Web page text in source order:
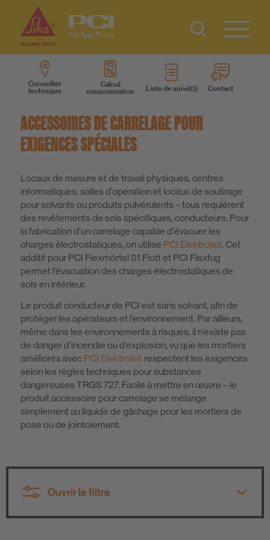
Produits
Systèmes des produits
Services
Connaissances
A propos de nous
Type 2 or
more
characters
Conseiller
technique
Calcul
consommation
Liste de suivi Contact
Contact
DE
IT
ACCESSOIRES DE CARRELAGE POUR
EXIGENCES SPÉCIALES
Locaux de mesure et de travail physiques, centres
informatiques, salles d’opération et locaux de soutirage
pour solvants ou produits pulvérulents – tous requièrent
des revêtements de sols spécifiques, conducteurs. Pour
la fabrication d'un carrelage capable d'évacuer les
charges électrostatiques, on utilise PCI Elektroleit. Cet
additif pour PCI Flexmörtel S1 Flott et PCI Flexfug
permet l’évacuation des charges électrostatiques de
sols en intérieur.
Le produit conducteur de PCI est sans solvant, afin de
protéger les opérateurs et l’environnement. Par ailleurs,
même dans les environnements à risques, il n’existe pas
de danger d’incendie ou d’explosion, vu que les mortiers
améliorés avec PCI Elektroleit respectent les exigences
selon les règles techniques pour substances
dangereuses TRGS 727. Facile à mettre en œuvre – le
produit accessoire pour carrelage se mélange
simplement au liquide de gâchage pour les mortiers de
pose ou de jointoiement.
Ouvrir le filtre